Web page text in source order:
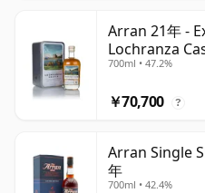
Arran 21年 -
Lochranza
700ml • 47.2%
￥70,700 ?
Arran Single
年
700ml • 42.4%